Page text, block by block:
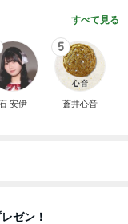
すべて見る
安伊
5
蒼井心音
ゼン！